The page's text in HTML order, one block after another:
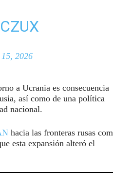
2026
a Ucrania es consecuencia
así como de una política
nacional.
hacia las fronteras rusas
esta expansión alteró el